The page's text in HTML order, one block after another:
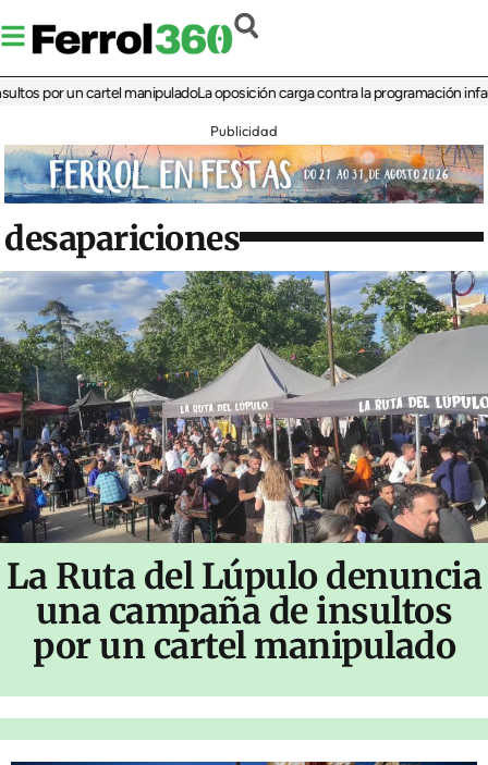
un cartel manipuladoLa oposición carga contra la programación infantil de
Publicidad
desapariciones
La Ruta del Lúpulo denuncia
una campaña de insultos
por un cartel manipulado